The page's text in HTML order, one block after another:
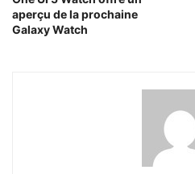
aperçu de la prochaine
Galaxy Watch